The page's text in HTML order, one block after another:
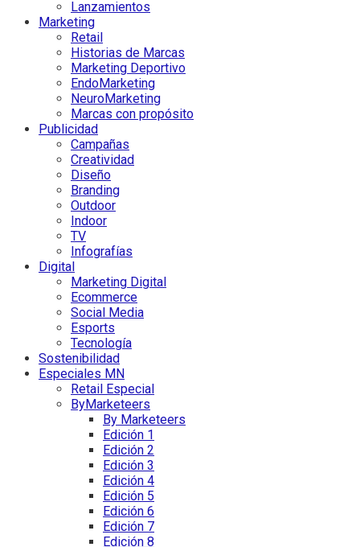
Lanzamientos
Marketing
Retail
Historias de Marcas
Marketing Deportivo
EndoMarketing
NeuroMarketing
Marcas con propósito
Publicidad
Campañas
Creatividad
Diseño
Branding
Outdoor
Indoor
TV
Infografías
Digital
Marketing Digital
Ecommerce
Social Media
Esports
Tecnología
Sostenibilidad
Especiales MN
Retail Especial
ByMarketeers
By Marketeers
Edición 1
Edición 2
Edición 3
Edición 4
Edición 5
Edición 6
Edición 7
Edición 8